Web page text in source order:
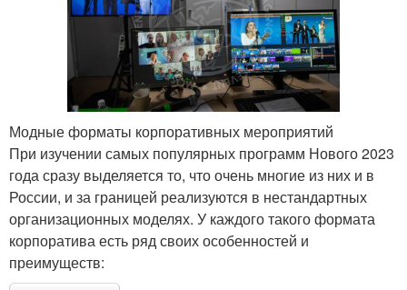
Модные форматы корпоративных мероприятий
При изучении самых популярных программ Нового 2023
года сразу выделяется то, что очень многие из них и в
России, и за границей реализуются в нестандартных
организационных моделях. У каждого такого формата
корпоратива есть ряд своих особенностей и
преимуществ: